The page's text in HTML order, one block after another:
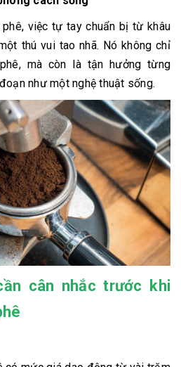
việc tự tay chuẩn bị từ khâu
thú vui tao nhã. Nó không chỉ
mà còn là tận hưởng từng
như một nghệ thuật sống.
cân nhắc trước khi